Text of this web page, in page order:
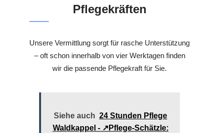
Pflegekräften
Unsere Vermittlung sorgt für rasche Unterstützung
– oft schon innerhalb von vier Werktagen finden
wir die passende Pflegekraft für Sie.
Siehe auch 24 Stunden Pflege
Waldkappel - ↗️Pflege-Schätzle: